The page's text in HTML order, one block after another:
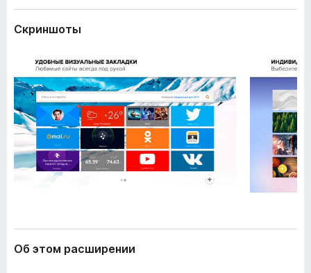
з
F
i
r
e
f
o
е
я
Скриншоты
Об этом расширении